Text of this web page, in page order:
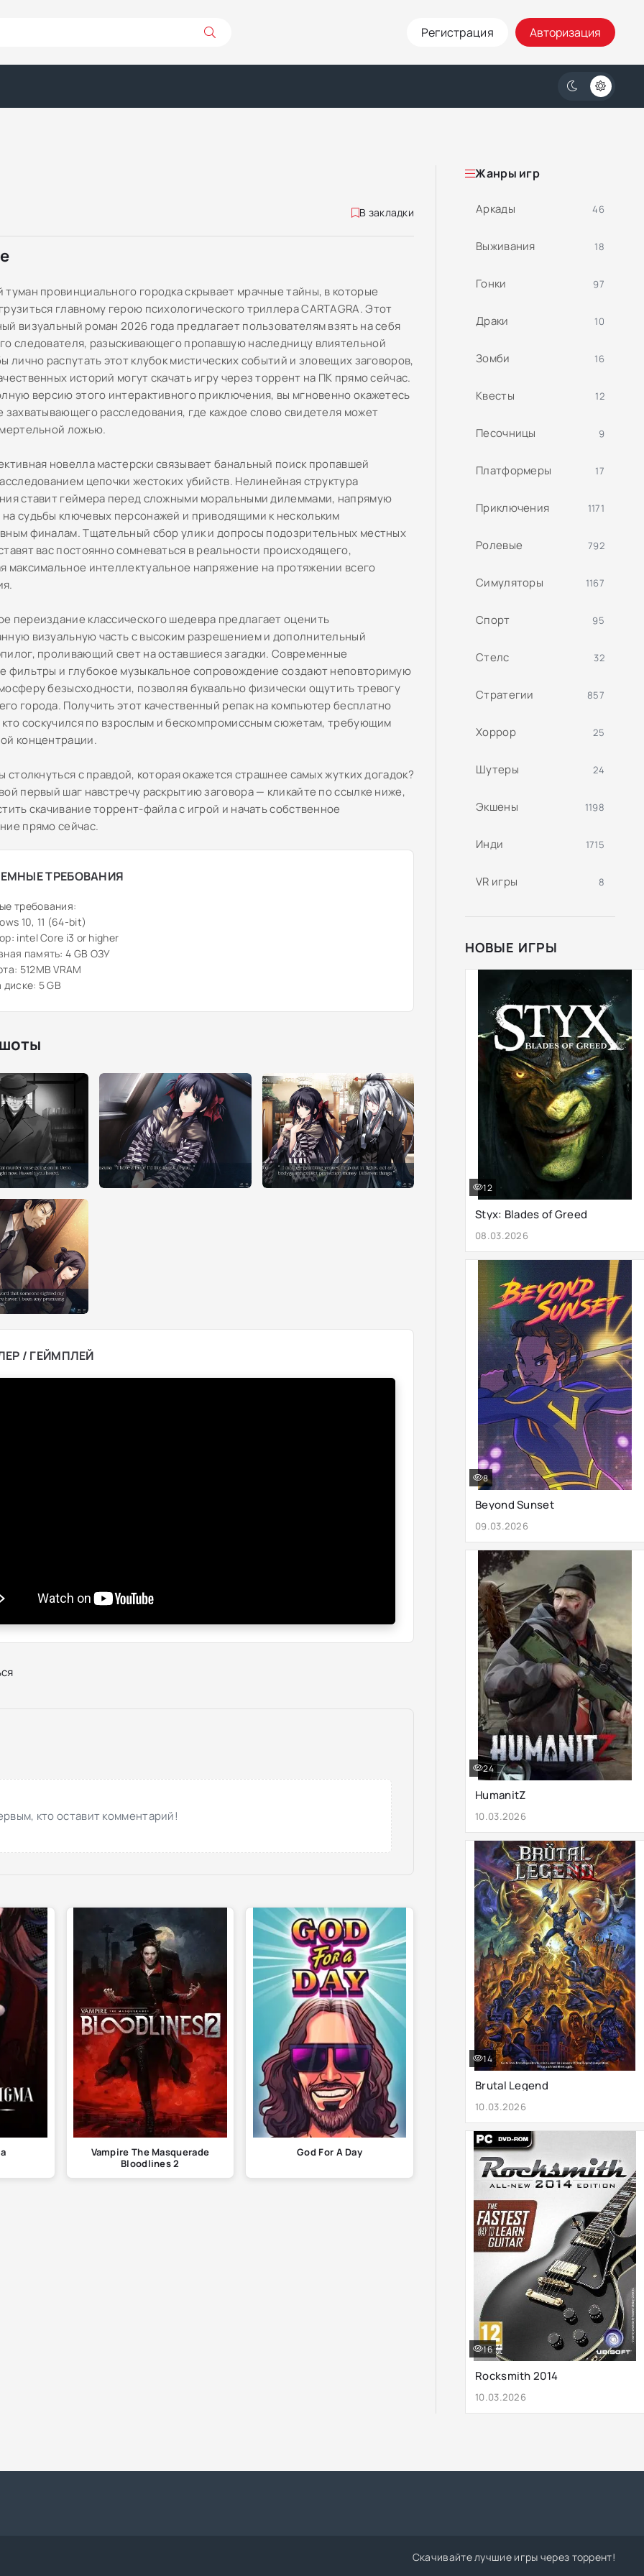
Регистрация Авторизация
В закладки
провинциального городка скрывает мрачные тайны, в которые
главному герою психологического триллера CARTAGRA. Этот
визуальный роман 2026 года предлагает пользователям взять на себя
следователя, разыскивающего пропавшую наследницу влиятельной
лично распутать этот клубок мистических событий и зловещих заговоров,
историй могут скачать игру через торрент на ПК прямо сейчас.
версию этого интерактивного приключения, вы мгновенно окажетесь
захватывающего расследования, где каждое слово свидетеля может
ложью.
новелла мастерски связывает банальный поиск пропавшей
цепочки жестоких убийств. Нелинейная структура
ставит геймера перед сложными моральными дилеммами, напрямую
судьбы ключевых персонажей и приводящими к нескольким
финалам. Тщательный сбор улик и допросы подозрительных местных
вас постоянно сомневаться в реальности происходящего,
максимальное интеллектуальное напряжение на протяжении всего
переиздание классического шедевра предлагает оценить
визуальную часть с высоким разрешением и дополнительный
проливающий свет на оставшиеся загадки. Современные
фильтры и глубокое музыкальное сопровождение создают неповторимую
безысходности, позволяя буквально физически ощутить тревогу
города. Получить этот качественный репак на компьютер бесплатно
кто соскучился по взрослым и бескомпромиссным сюжетам, требующим
концентрации.
столкнуться с правдой, которая окажется страшнее самых жутких догадок?
первый шаг навстречу раскрытию заговора — кликайте по ссылке ниже,
скачивание торрент-файла с игрой и начать собственное
прямо сейчас.
ТРЕБОВАНИЯ
требования:
10, 11 (64-bit)
intel Core i3 or higher
память: 4 GB ОЗУ
512MB VRAM
5 GB
/ ГЕЙМПЛЕЙ
кто оставит комментарий!
Vampire The Masquerade
Bloodlines 2
God For A Day
Жанры игр
Аркады 46
Выживания 18
Гонки 97
Драки 10
Зомби 16
Квесты 12
Песочницы 9
Платформеры 17
Приключения 1171
Ролевые 792
Симуляторы 1167
Спорт 95
Стелс 32
Стратегии 857
Хоррор 25
Шутеры 24
Экшены 1198
Инди 1715
VR игры 8
НОВЫЕ ИГРЫ
Styx: Blades of Greed
08.03.2026
12
Beyond Sunset
09.03.2026
8
HumanitZ
10.03.2026
24
Brutal Legend
10.03.2026
14
Rocksmith 2014
10.03.2026
16
Скачивайте лучшие игры через торрент!